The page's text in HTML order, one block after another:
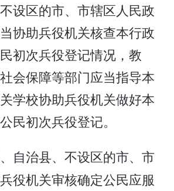
设区的市、市辖区人民政
协助兵役机关核查本行政
初次兵役登记情况，教
会保障等部门应当指导本
学校协助兵役机关做好本
民初次兵役登记。
自治县、不设区的市、市
役机关审核确定公民应服